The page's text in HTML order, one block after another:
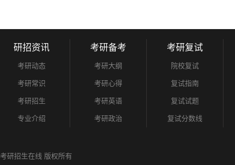
研招资讯
考研动态
考研常识
考研招生
专业介绍
考研备考
考研大纲
考研心得
考研英语
考研政治
考研复试
院校复试
复试指南
复试试题
复试分数线
考研招生在线 版权所有